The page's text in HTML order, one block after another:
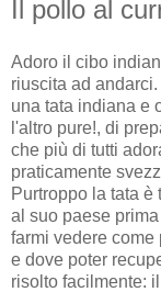
Il pollo al
Adoro il cibo
riuscita ad
una tata indiana e
l'altro pure!, di
che più di tutti
praticamente
Purtroppo la tata
al suo paese
farmi vedere come
e dove poter
risolto facilmente: